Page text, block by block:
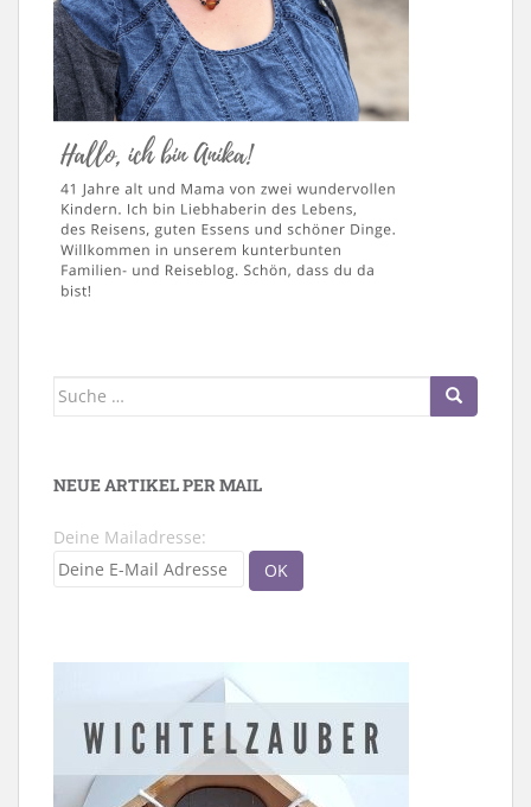
Suche
NEUE ARTIKEL PER MAIL
Deine Mailadresse: